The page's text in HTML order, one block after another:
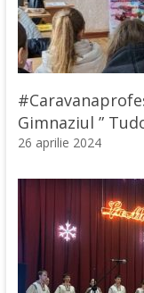
Gimnaziul ”
26 aprilie 2024